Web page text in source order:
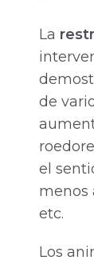
La
de
el
menos
etc.
Los